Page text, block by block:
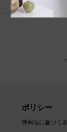
ポリシー
特商法に基づく